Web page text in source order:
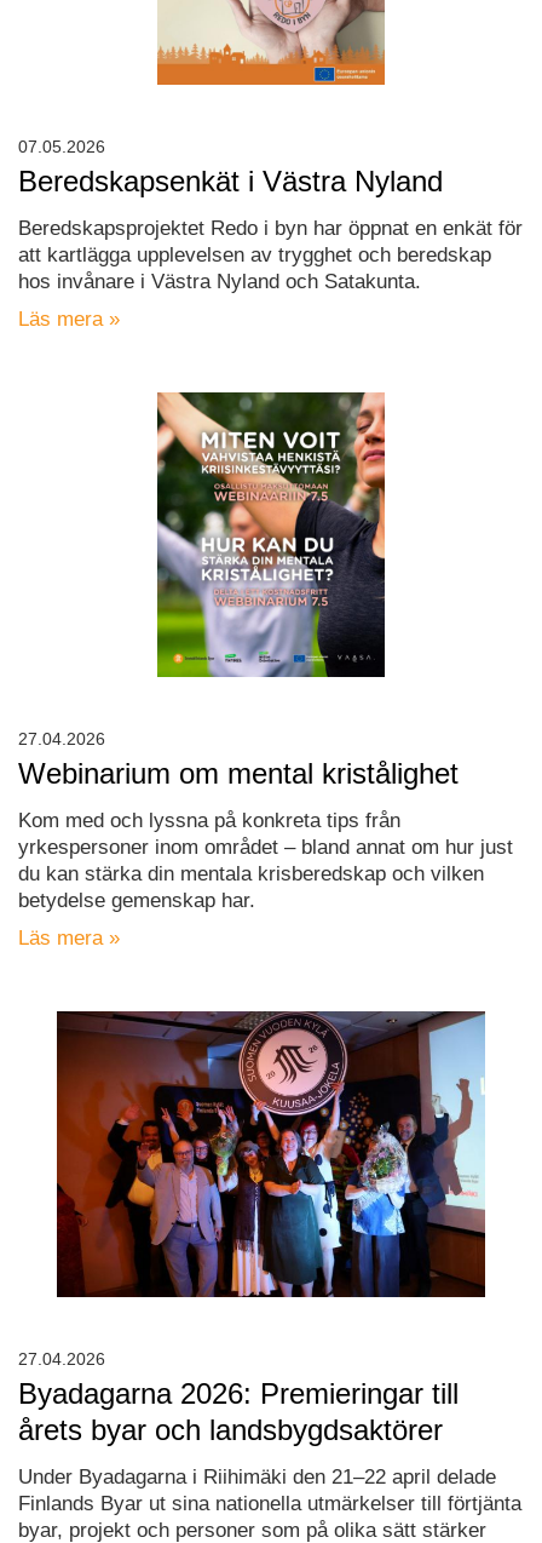
Beredskapsenkät i Västra Nyland
Beredskapsprojektet Redo i byn har öppnat en enkät för
att kartlägga upplevelsen av trygghet och beredskap
hos invånare i Västra Nyland och Satakunta.
Läs mera »
07.05.2026
Webinarium om mental kristålighet
Kom med och lyssna på konkreta tips från
yrkespersoner inom området – bland annat om hur just
du kan stärka din mentala krisberedskap och vilken
betydelse gemenskap har.
Läs mera »
27.04.2026
Byadagarna 2026: Premieringar till
årets byar och landsbygdsaktörer
Under Byadagarna i Riihimäki den 21–22 april delade
Finlands Byar ut sina nationella utmärkelser till förtjänta
byar, projekt och personer som på olika sätt stärker
27.04.2026